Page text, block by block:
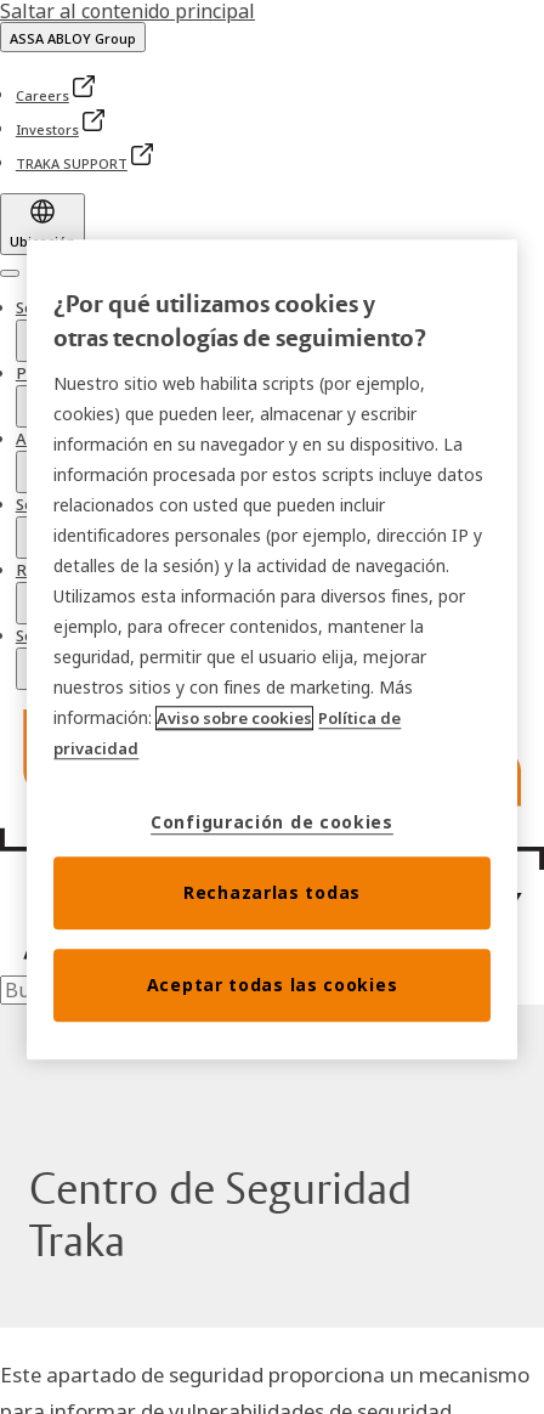
Saltar al contenido principal
ASSA ABLOY Group
Careers
Investors
TRAKA SUPPORT
Ubicación
Menu
Soluciones Traka
Productos Traka
Acerca de Traka
Servicios de Soporte y Soluciones
Recursos
Soluciones sectoriales
Centro de Seguridad
Traka
Este apartado de seguridad proporciona un mecanismo
¿Por qué utilizamos cookies y
otras tecnologías de seguimiento?
Nuestro sitio web habilita scripts (por ejemplo,
cookies) que pueden leer, almacenar y escribir
información en su navegador y en su dispositivo. La
información procesada por estos scripts incluye datos
relacionados con usted que pueden incluir
identificadores personales (por ejemplo, dirección IP y
detalles de la sesión) y la actividad de navegación.
Utilizamos esta información para diversos fines, por
ejemplo, para ofrecer contenidos, mantener la
seguridad, permitir que el usuario elija, mejorar
nuestros sitios y con fines de marketing. Más
información:Aviso sobre cookies Política de
privacidad
Configuración de cookies
Rechazarlas todas
Aceptar todas las cookies